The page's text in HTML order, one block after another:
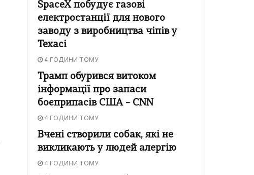
SpaceX побудує газові
електростанції для нового
заводу з виробництва чіпів у
Техасі
4 ГОДИНИ ТОМУ
Трамп обурився витоком
інформації про запаси
боєприпасів США – CNN
4 ГОДИНИ ТОМУ
Вчені створили собак, які не
викликають у людей алергію
4 ГОДИНИ ТОМУ